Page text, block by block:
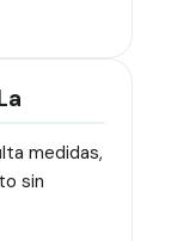
medidas,
sin